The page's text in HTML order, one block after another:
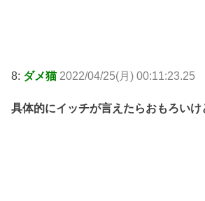
8: ダメ猫 2022/04/25(月) 00:11:23.25
具体的にイッチが言えたらおもろいけ